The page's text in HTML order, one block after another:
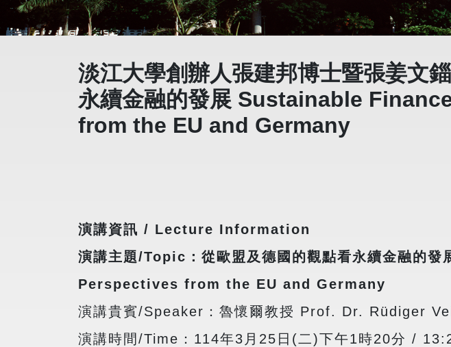
淡江大學創辦人張建邦博士暨張姜文
永續金融的發展 Sustainable
from the EU and Germany
演講資訊 / Lecture Information
演講主題/Topic：從歐盟及德國的觀點看永續金融
Perspectives from the EU and Germany
演講貴賓/Speaker：魯懷爾教授 Prof. Dr. Rüdiger
演講時間/Time：114年3月25日(二)下午1時20分 /